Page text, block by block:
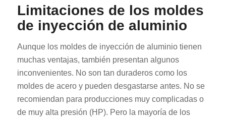
Limitaciones de los moldes
de inyección de aluminio
Aunque los moldes de inyección de aluminio tienen
muchas ventajas, también presentan algunos
inconvenientes. No son tan duraderos como los
moldes de acero y pueden desgastarse antes. No se
recomiendan para producciones muy complicadas o
de muy alta presión (HP). Pero la mayoría de los